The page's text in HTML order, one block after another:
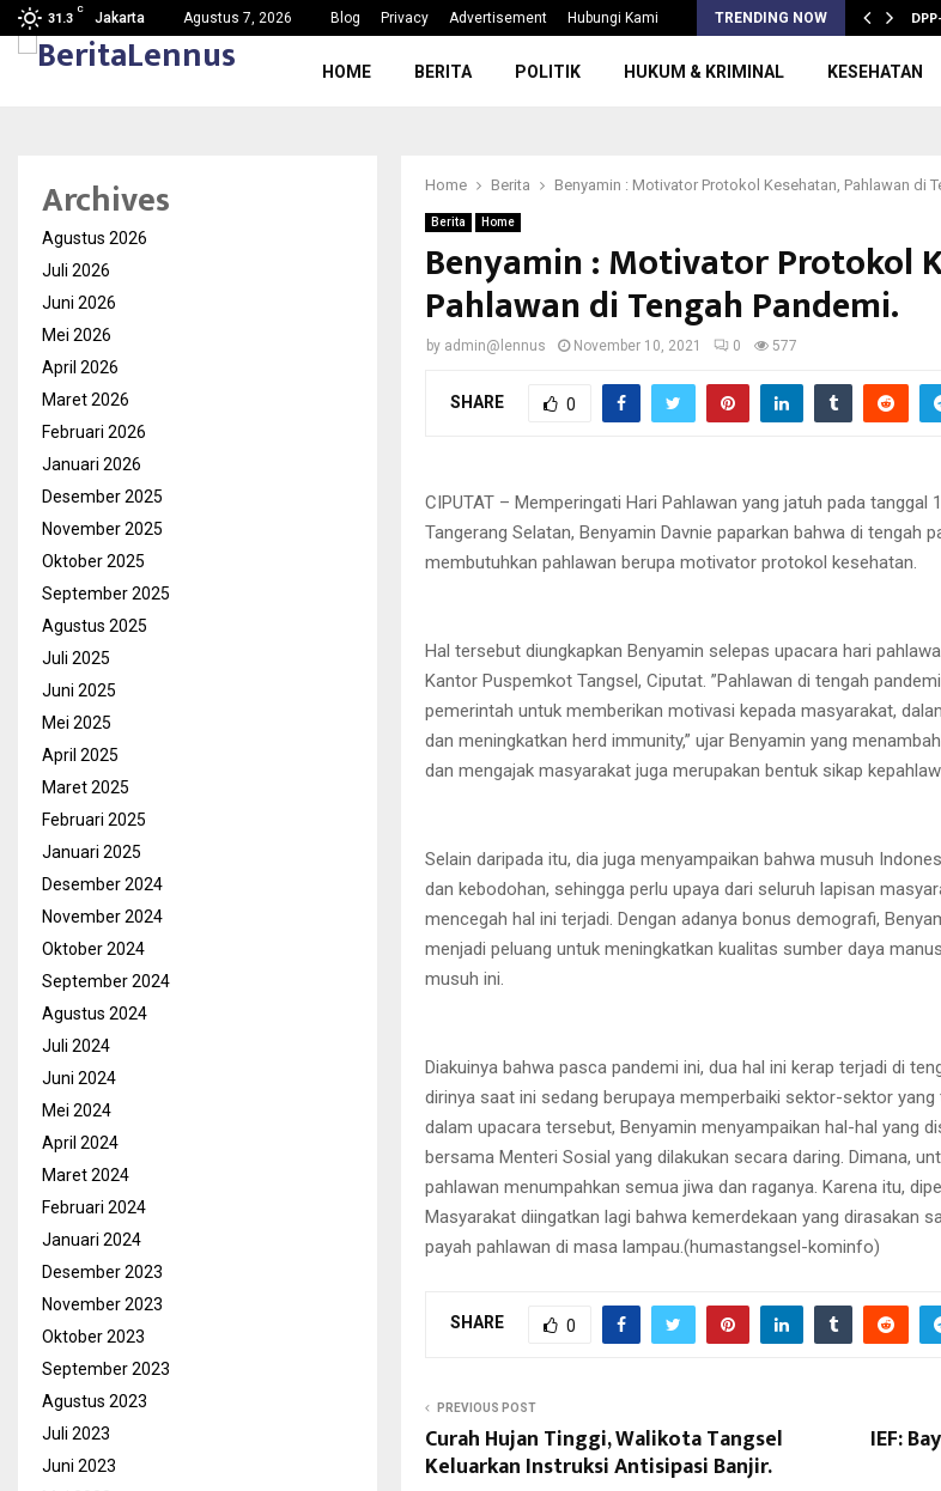
31.3
C
Jakarta Agustus 7, 2026 Blog Privacy Advertisement Hubungi Kami TRENDING NOW
Baik… SDN Karang Tengah 6 Gelar MPLS 2026/2027,…
HOME BERITA POLITIK HUKUM & KRIMINAL KESEHATAN
Home Berita Benyamin : Motivator Protokol Kesehatan, Pahlawan di
Berita Home
Benyamin : Motivator Protokol
Pahlawan di Tengah Pandemi.
by admin@lennus November 10, 2021 0 577
SHARE 0
CIPUTAT – Memperingati Hari Pahlawan yang jatuh pada tanggal
Tangerang Selatan, Benyamin Davnie paparkan bahwa di tengah
membutuhkan pahlawan berupa motivator protokol kesehatan.
Hal tersebut diungkapkan Benyamin selepas upacara hari
Kantor Puspemkot Tangsel, Ciputat. ”Pahlawan di tengah
pemerintah untuk memberikan motivasi kepada masyarakat,
dan meningkatkan herd immunity,” ujar Benyamin yang
dan mengajak masyarakat juga merupakan bentuk sikap
Selain daripada itu, dia juga menyampaikan bahwa musuh
dan kebodohan, sehingga perlu upaya dari seluruh lapisan
mencegah hal ini terjadi. Dengan adanya bonus demografi,
menjadi peluang untuk meningkatkan kualitas sumber daya
musuh ini.
Diakuinya bahwa pasca pandemi ini, dua hal ini kerap terjadi di
dirinya saat ini sedang berupaya memperbaiki sektor-sektor
dalam upacara tersebut, Benyamin menyampaikan hal-hal yang
bersama Menteri Sosial yang dilakukan secara daring. Dimana,
pahlawan menumpahkan semua jiwa dan raganya. Karena itu,
Masyarakat diingatkan lagi bahwa kemerdekaan yang dirasakan
payah pahlawan di masa lampau.(humastangsel-kominfo)
SHARE 0
PREVIOUS POST
Curah Hujan Tinggi, Walikota Tangsel
Keluarkan Instruksi Antisipasi Banjir.
IEF:
Archives
Agustus 2026
Juli 2026
Juni 2026
Mei 2026
April 2026
Maret 2026
Februari 2026
Januari 2026
Desember 2025
November 2025
Oktober 2025
September 2025
Agustus 2025
Juli 2025
Juni 2025
Mei 2025
April 2025
Maret 2025
Februari 2025
Januari 2025
Desember 2024
November 2024
Oktober 2024
September 2024
Agustus 2024
Juli 2024
Juni 2024
Mei 2024
April 2024
Maret 2024
Februari 2024
Januari 2024
Desember 2023
November 2023
Oktober 2023
September 2023
Agustus 2023
Juli 2023
Juni 2023